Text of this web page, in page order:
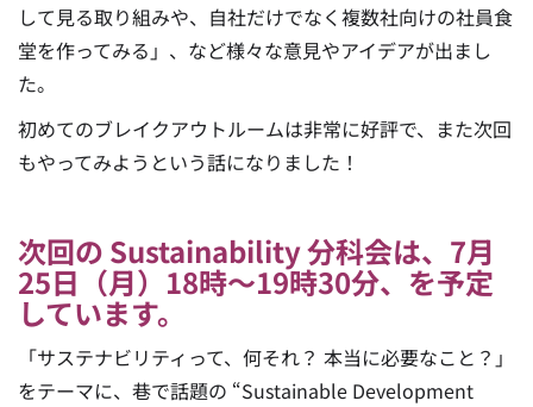
して見る取り組みや、自社だけでなく複数社向けの社員食
堂を作ってみる」、など様々な意見やアイデアが出まし
た。
初めてのブレイクアウトルームは非常に好評で、また次回
もやってみようという話になりました！
次回の Sustainability 分科会は、7月
25日（月）18時〜19時30分、を予定
しています。
「サステナビリティって、何それ？ 本当に必要なこと？」
をテーマに、巷で話題の “Sustainable Development